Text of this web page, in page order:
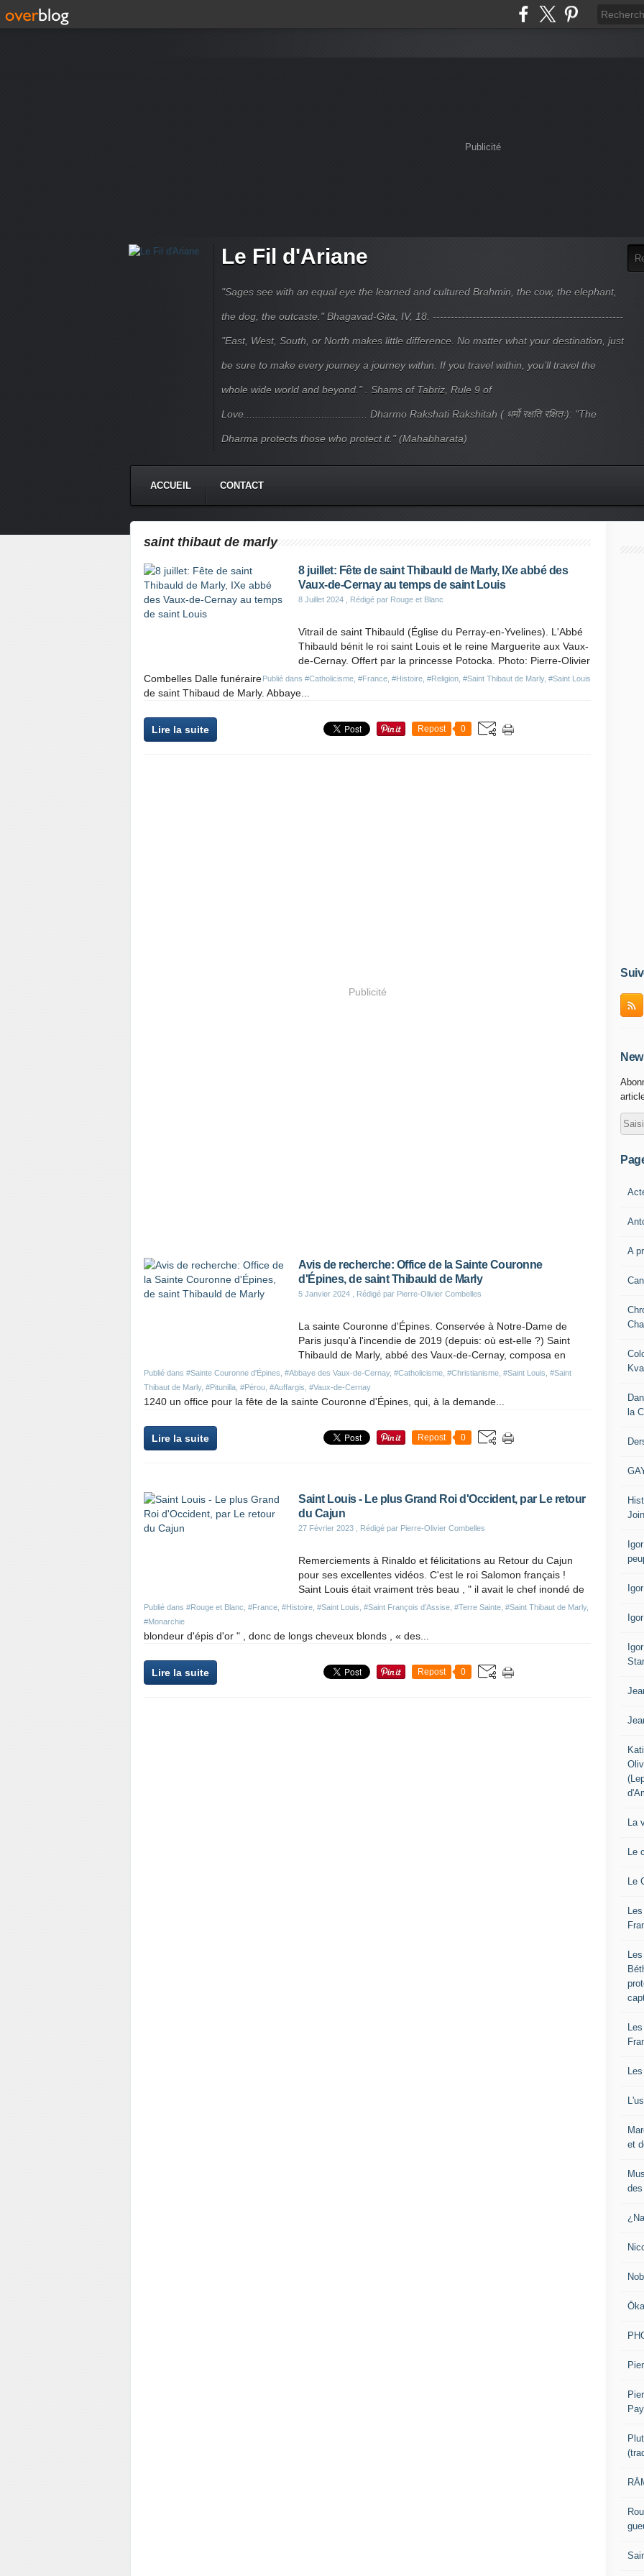
Publicité
Le Fil d'Ariane
"Sages see with an equal eye the learned and cultured Brahmin, the cow, the elephant,
the dog, the outcaste." Bhagavad-Gita, IV, 18. -----------------------------------------------------
"East, West, South, or North makes little difference. No matter what your destination, just
be sure to make every journey a journey within. If you travel within, you’ll travel the
whole wide world and beyond." . Shams of Tabriz, Rule 9 of
Love........................................... Dharmo Rakshati Rakshitah ( धर्मो रक्षति रक्षितः): "The
Dharma protects those who protect it." (Mahabharata)
ACCUEIL CONTACT
saint thibaut de marly
8 juillet: Fête de saint Thibauld de Marly, IXe abbé des
Vaux-de-Cernay au temps de saint Louis
8 Juillet 2024 , Rédigé par Rouge et Blanc
Publié dans #Catholicisme #France #Histoire #Religion #Saint Thibaut de Marly, #Saint Louis
Vitrail de saint Thibauld (Église du Perray-en-Yvelines). L'Abbé
Thibauld bénit le roi saint Louis et le reine Marguerite aux Vaux-
de-Cernay. Offert par la princesse Potocka. Photo: Pierre-Olivier
Combelles Dalle funéraire
de saint Thibaud de Marly. Abbaye...
Lire la suite Repost 0
Publicité
Avis de recherche: Office de la Sainte Couronne
d'Épines, de saint Thibauld de Marly
5 Janvier 2024 , Rédigé par Pierre-Olivier Combelles
Publié dans #Sainte Couronne d'Épines #Abbaye des Vaux-de-Cernay, #Catholicisme #Christianisme #Saint Louis #Saint
Thibaut de Marly, #Pitunilla #Pérou #Auffargis #Vaux-de-Cernay
La sainte Couronne d'Épines. Conservée à Notre-Dame de
Paris jusqu'à l'incendie de 2019 (depuis: où est-elle ?) Saint
Thibauld de Marly, abbé des Vaux-de-Cernay, composa en
1240 un office pour la fête de la sainte Couronne d'Épines, qui, à la demande...
Lire la suite Repost 0
Saint Louis - Le plus Grand Roi d'Occident, par Le retour
du Cajun
27 Février 2023 , Rédigé par Pierre-Olivier Combelles
Publié dans #Rouge et Blanc #France #Histoire #Saint Louis #Saint François d'Assise #Terre Sainte #Saint Thibaut de Marly,
#Monarchie
Remerciements à Rinaldo et félicitations au Retour du Cajun
pour ses excellentes vidéos. C'est le roi Salomon français !
Saint Louis était vraiment très beau , " il avait le chef inondé de
blondeur d'épis d'or " , donc de longs cheveux blonds , « des...
Lire la suite Repost 0
A
la
La
Le
Le
et
des